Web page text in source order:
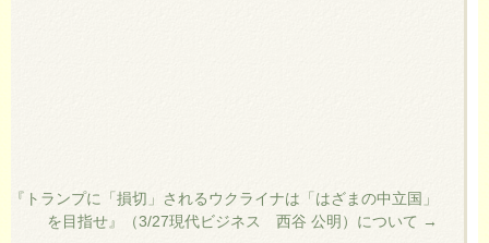
『トランプに「損切」されるウクライナは「はざまの中立国」
を目指せ』（3/27現代ビジネス 西谷 公明）について →